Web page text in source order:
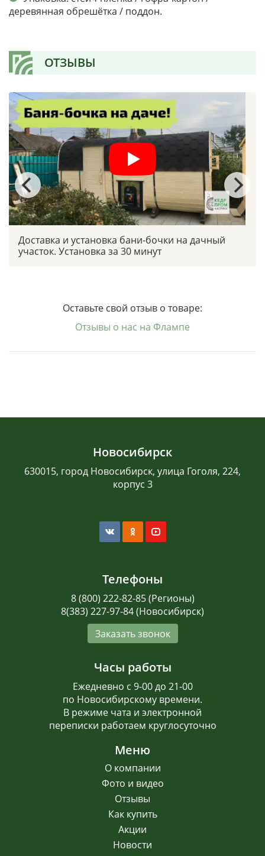
деревянная обрешётка / поддон.
ОТЗЫВЫ
Доставка и установка бани-бочки на дачный
участок. Установка за 30 минут
Оставьте свой отзыв о товаре:
Отзывы о нас на Флампе
Новосибирск
630015, город Новосибирск, улица Гоголя, 224,
корпус 3
Телефоны
8 (800) 222-82-85 (Регионы)
8(383) 227-97-84 (Новосибирск)
Заказать звонок
Часы работы
Ежедневно с 9-00 до 21-00
по Новосибирскому времени.
В режиме чата и электронной
переписки работаем круглосуточно
Меню
О компании
Фото и видео
Отзывы
Как купить
Акции
Новости